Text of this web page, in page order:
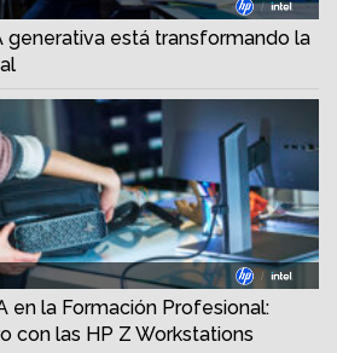
generativa está transformando la
en la Formación Profesional:
con las HP Z Workstations